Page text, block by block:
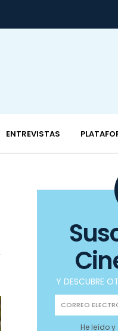
ENTREVISTAS
Y DESCUBRE
He leído